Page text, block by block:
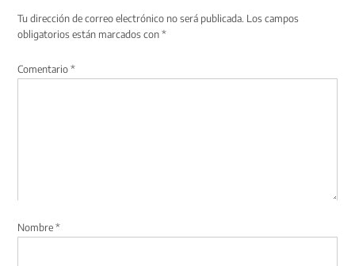
Tu dirección de correo electrónico no será publicada. Los campos
obligatorios están marcados con*
Comentario*
Nombre*